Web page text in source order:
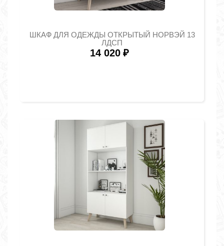
ШКАФ ДЛЯ ОДЕЖДЫ ОТКРЫТЫЙ НОРВЭЙ 13
ЛДСП
14 020 ₽